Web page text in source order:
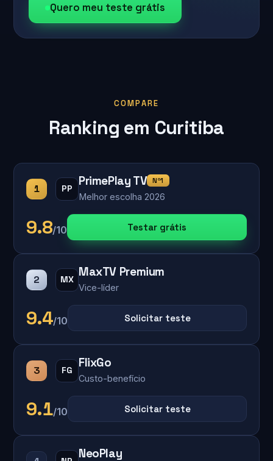
Quero meu teste grátis
COMPARE
Ranking em Curitiba
1 PP
PrimePlay TV Nº1
Melhor escolha 2026
9.8/10 Testar grátis
2 MX
MaxTV Premium
Vice-líder
9.4/10 Solicitar teste
3 FG
FlixGo
Custo-benefício
9.1/10 Solicitar teste
NeoPlay